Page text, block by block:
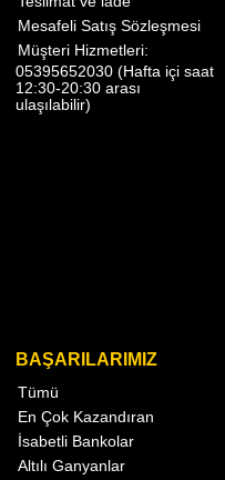
Mesafeli Satış Sözleşmesi
Müşteri Hizmetleri:
05395652030 (Hafta içi saat
12:30-20:30 arası
ulaşılabilir)
BAŞARILARIMIZ
Tümü
En Çok Kazandıran
İsabetli Bankolar
Altılı Ganyanlar